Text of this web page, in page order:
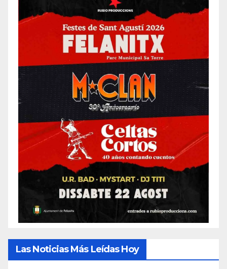
Las Noticias Más Leídas Hoy